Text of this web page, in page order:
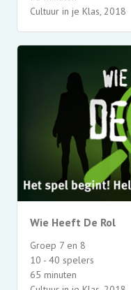
Cultuur in je Klas, 2018
Wie Heeft De Rol
Groep 7 en 8
10 - 40 spelers
65 minuten